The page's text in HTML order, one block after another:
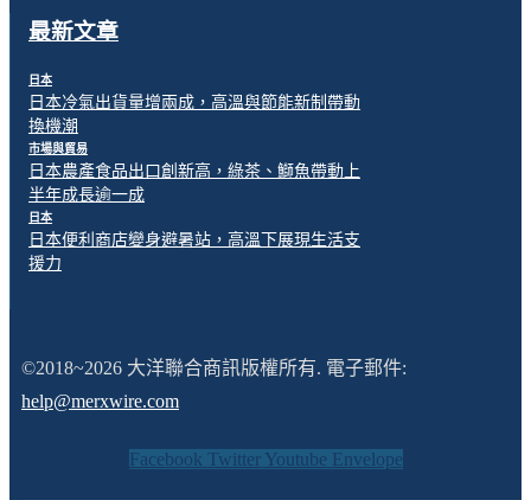
最新文章
日本
日本冷氣出貨量增兩成，高溫與節能新制帶動
換機潮
市場與貿易
日本農產食品出口創新高，綠茶、鰤魚帶動上
半年成長逾一成
日本
日本便利商店變身避暑站，高溫下展現生活支
援力
©2018~2026 大洋聯合商訊版權所有. 電子郵件:
help@merxwire.com
Facebook Twitter Youtube Envelope